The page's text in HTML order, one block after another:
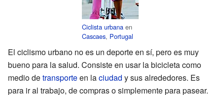
Ciclista urbanaen
Cascaes, Portugal
El ciclismo urbano no es un deporte en sí, pero es muy
bueno para la salud. Consiste en usar la bicicleta como
medio detransporteen laciudad y sus alrededores. Es
para ir al trabajo, de compras o simplemente para pasear.